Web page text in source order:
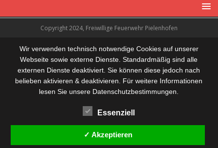
Copyright 2024, Freiwillige Feuerwehr Pielenhofen
Wir verwenden technisch notwendige Cookies auf unserer
Webseite sowie externe Dienste. Standardmäßig sind alle
externen Dienste deaktiviert. Sie können diese jedoch nach
belieben aktivieren & deaktivieren. Für weitere Informationen
lesen Sie unsere Datenschutzbestimmungen.
Essenziell
✓ Akzeptieren